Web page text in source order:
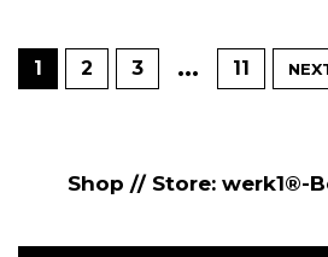
1 2 3 … 11
Shop // Store: werk1®-